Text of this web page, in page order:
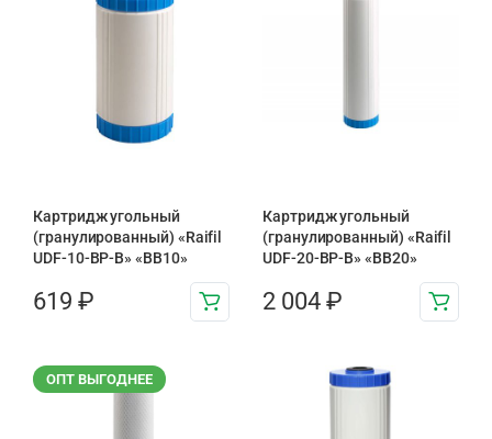
Картридж угольный
(гранулированный) «Raifil
UDF-10-BP-B» «BB10»
619 ₽
Картридж угольный
(гранулированный) «Raifil
UDF-20-BP-B» «BB20»
2 004 ₽
ОПТ ВЫГОДНЕЕ